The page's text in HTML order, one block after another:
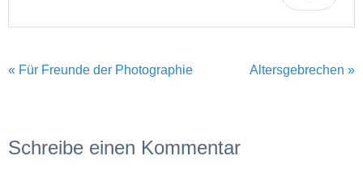
« Für Freunde der Photographie Altersgebrechen »
Schreibe einen Kommentar